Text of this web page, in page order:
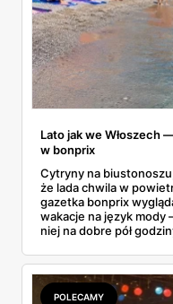
Lato jak we Włoszech
w bonprix
Cytryny na
że lada chwila w
gazetka bonprix
wakacje na język mody
niej na dobre pół
fasony, które realnie
metki od kilkunastu
kobiety, która woli
POLECAMY